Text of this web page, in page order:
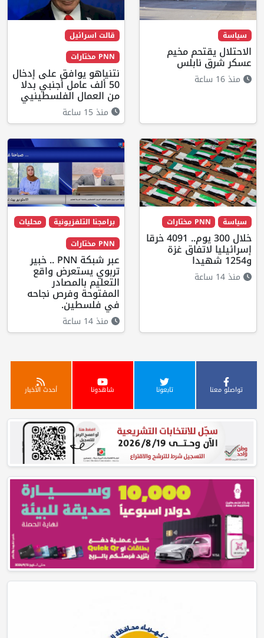
سياسة
الاحتلال يقتحم مخيم
عسكر شرق نابلس
منذ 16 ساعة
قالت اسرائيل
PNN مختارات
نتنياهو يوافق على إدخال
50 ألف عامل أجنبي بدلا
من العمال الفلسطينيي
منذ 15 ساعة
سياسة PNN مختارات
خلال 300 يوم.. 4091 خرقا
إسرائيليا لاتفاق غزة
و1254 شهيدا
منذ 14 ساعة
برامجنا التلفزيونية
محليات
PNN مختارات
عبر شبكة PNN .. خبير
تربوي يستعرض واقع
التعليم بالمصادر
المفتوحة وفرص نجاحه
في فلسطين.
منذ 14 ساعة
تواصلو معنا تابعونا شاهدونا أحدث الأخبار